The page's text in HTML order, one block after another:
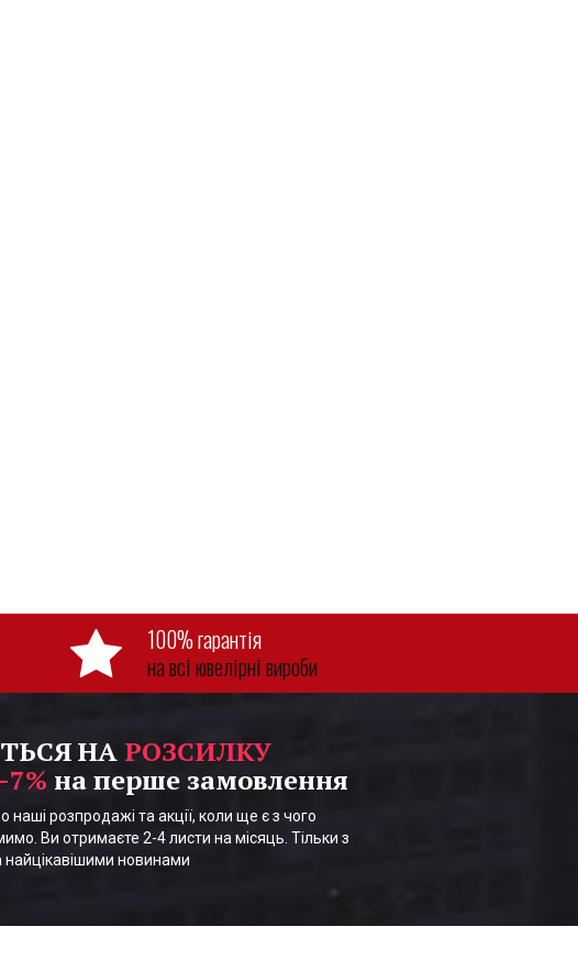
100% гарантія
на всі ювелірні вироби
НА РОЗСИЛКУ
-7% на перше замовлення
наші розпродажі та акції, коли ще є з чого
Ви отримаєте 2-4 листи на місяць. Тільки з
новинами